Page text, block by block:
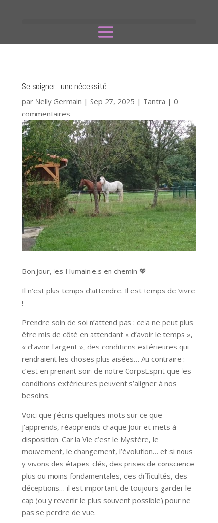
Se soigner : une nécessité !
par Nelly Germain | Sep 27, 2025 | Tantra | 0
commentaires
Bon.jour, les Humain.e.s en chemin 💖
Il n’est plus temps d’attendre. Il est temps de Vivre
!
Prendre soin de soi n’attend pas : cela ne peut plus
être mis de côté en attendant « d’avoir le temps »,
« d’avoir l’argent », des conditions extérieures qui
rendraient les choses plus aisées… Au contraire :
c’est en prenant soin de notre CorpsEsprit que les
conditions extérieures peuvent s’aligner à nos
besoins.
Voici que j’écris quelques mots sur ce que
j’apprends, réapprends chaque jour et mets à
disposition. Car la Vie c’est le Mystère, le
mouvement, le changement, l’évolution… et si nous
y vivons des étapes-clés, des prises de conscience
plus ou moins fondamentales, des difficultés, des
déceptions… il est important de toujours garder le
cap (ou y revenir le plus souvent possible) pour ne
pas se perdre de vue.